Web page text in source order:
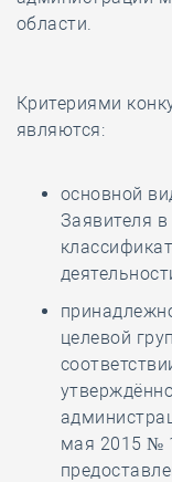
области.
Критериями
являются:
основной
Заявителя
целевой
мая 2015 №